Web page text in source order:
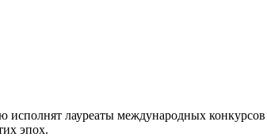
лауреаты международных
эпох.